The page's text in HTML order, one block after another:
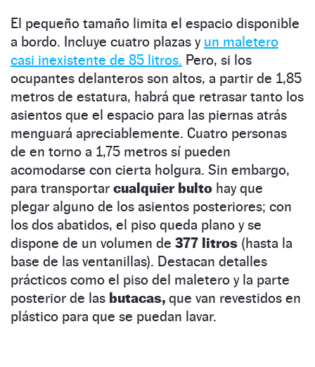
El pequeño tamaño limita el espacio disponible
a bordo. Incluye cuatro plazas y un maletero
casi inexistente de 85 litros. Pero, si los
ocupantes delanteros son altos, a partir de 1,85
metros de estatura, habrá que retrasar tanto los
asientos que el espacio para las piernas atrás
menguará apreciablemente. Cuatro personas
de en torno a 1,75 metros sí pueden
acomodarse con cierta holgura. Sin embargo,
para transportar cualquier bulto hay que
plegar alguno de los asientos posteriores; con
los dos abatidos, el piso queda plano y se
dispone de un volumen de 377 litros (hasta la
base de las ventanillas). Destacan detalles
prácticos como el piso del maletero y la parte
posterior de las butacas, que van revestidos en
plástico para que se puedan lavar.